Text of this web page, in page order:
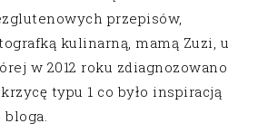
przepisów,
kulinarną, mamą Zuzi, u
w 2012 roku zdiagnozowano
typu 1 co było inspiracją